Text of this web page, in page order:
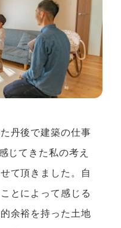
丹後で建築の仕事
じてきた私の考え
て頂きました。自
とによって感じる
余裕を持った土地